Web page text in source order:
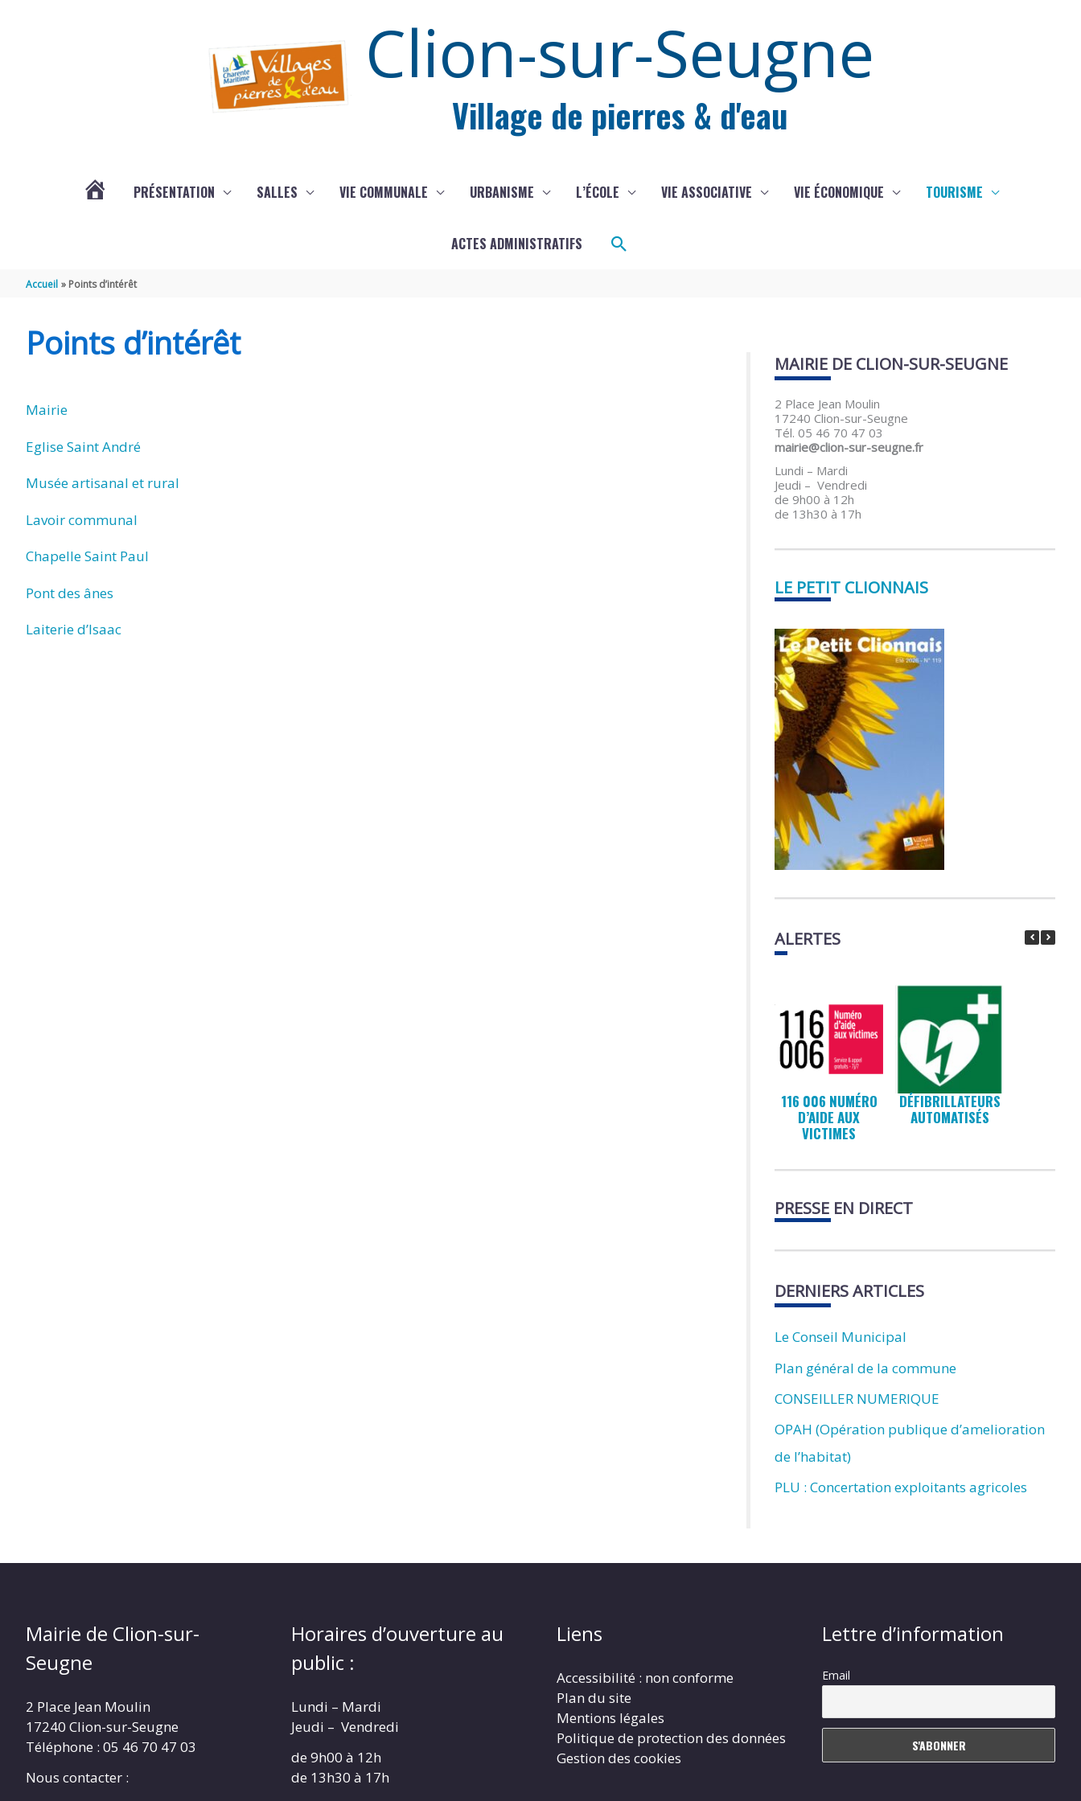
Clion-sur-Seugne
Village de pierres & d'eau
PRÉSENTATION SALLES VIE COMMUNALE URBANISME L’ÉCOLE VIE ASSOCIATIVE VIE ÉCONOMIQUE TOURISME
ACTES ADMINISTRATIFS Rechercher
Accueil Points d’intérêt
Points d’intérêt
Mairie
Eglise Saint André
Musée artisanal et rural
Lavoir communal
Chapelle Saint Paul
Pont des ânes
Laiterie d’Isaac
MAIRIE DE CLION-SUR-SEUGNE
2 Place Jean Moulin
17240 Clion-sur-Seugne
Tél. 05 46 70 47 03
mairie@clion-sur-seugne.fr
Lundi – Mardi
Jeudi – Vendredi
de 9h00 à 12h
de 13h30 à 17h
LE PETIT CLIONNAIS
ALERTES
116 006 NUMÉRO
D’AIDE AUX
VICTIMES
DÉFIBRILLATEURS
AUTOMATISÉS
PRESSE EN DIRECT
DERNIERS ARTICLES
Le Conseil Municipal
Plan général de la commune
CONSEILLER NUMERIQUE
OPAH (Opération publique d’amelioration
de l’habitat)
PLU : Concertation exploitants agricoles
Mairie de Clion-sur-
Seugne
2 Place Jean Moulin
17240 Clion-sur-Seugne
Téléphone : 05 46 70 47 03
Nous contacter :
Horaires d’ouverture au
public :
Lundi – Mardi
Jeudi – Vendredi
de 9h00 à 12h
de 13h30 à 17h
Liens
Accessibilité : non conforme
Plan du site
Mentions légales
Politique de protection des données
Gestion des cookies
Lettre d’information
Email